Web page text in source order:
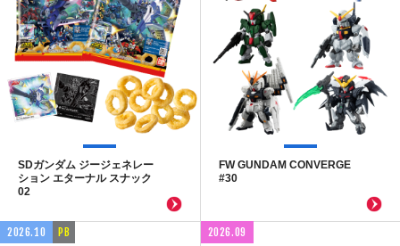
SDガンダム ジージェネレー
ション エターナル スナック
02
FW GUNDAM CONVERGE
#30
2026.10 PB 2026.09